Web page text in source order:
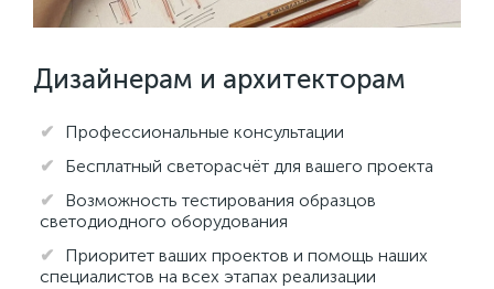
Дизайнерам и архитекторам
Профессиональные консультации
Бесплатный светорасчёт для вашего проекта
Возможность тестирования образцов
светодиодного оборудования
Приоритет ваших проектов и помощь наших
специалистов на всех этапах реализации